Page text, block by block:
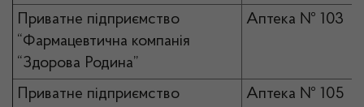
Приватне підприємство
“Фармацевтична компанія
“Здорова Родина”
Аптека № 103
Приватне підприємство
Аптека № 105